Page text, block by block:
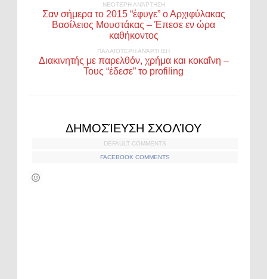
ΝΕΌΤΕΡΗ ΑΝΆΡΤΗΣΗ
Σαν σήμερα το 2015 “έφυγε” ο Αρχιφύλακας
Βασίλειος Μουστάκας – Έπεσε εν ώρα
καθήκοντος
ΠΑΛΑΙΌΤΕΡΗ ΑΝΆΡΤΗΣΗ
Διακινητής με παρελθόν, χρήμα και κοκαΐνη –
Τους “έδεσε” το profiling
ΔΗΜΟΣΊΕΥΣΗ ΣΧΟΛΊΟΥ
DEFAULT COMMENTS
FACEBOOK COMMENTS